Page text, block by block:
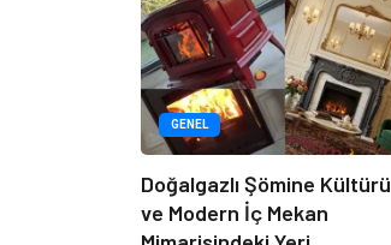
GENEL
Doğalgazlı Şömine Kültürü
ve Modern İç Mekan